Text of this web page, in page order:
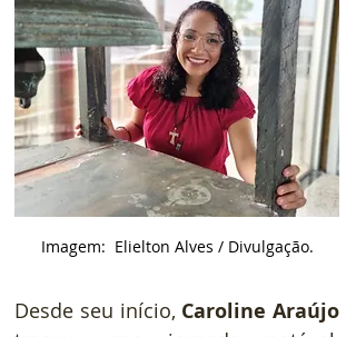
Imagem:  Elielton Alves / Divulgação.
Desde seu início, Caroline Araújo